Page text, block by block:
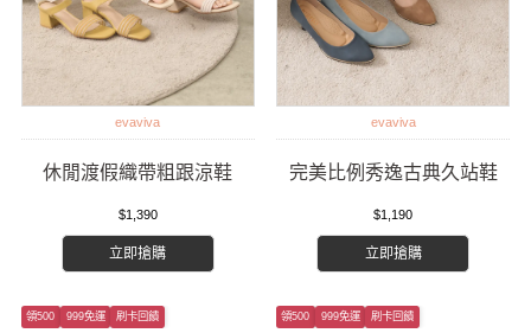
evaviva
休閒渡假織帶粗跟涼鞋
$1,390
立即搶購
evaviva
完美比例秀逸古典久站鞋
$1,190
立即搶購
領500 999免運 刷卡回饋 領500 999免運 刷卡回饋